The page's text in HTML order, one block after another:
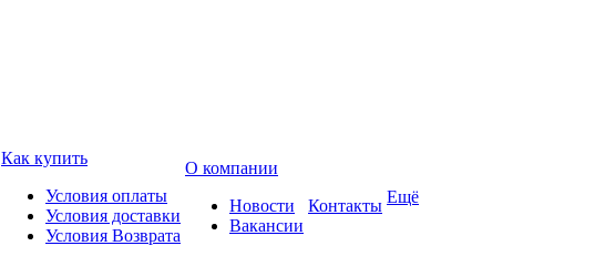
Как купить
Условия оплаты
Условия доставки
Условия Возврата
О компании
Новости
Вакансии
Контакты Ещё